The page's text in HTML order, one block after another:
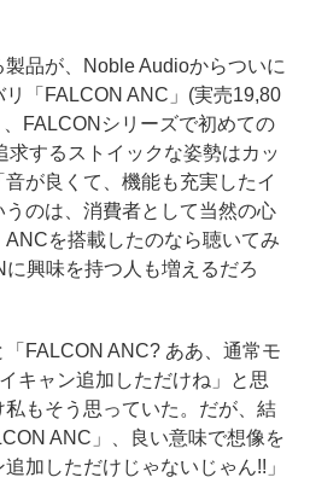
品が、Noble Audioからついに
「FALCON ANC」(実売19,80
FALCONシリーズで初めての
するストイックな姿勢はカッ
が良くて、機能も充実したイ
のは、消費者として当然の心
を搭載したのなら聴いてみ
興味を持つ人も増えるだろ
FALCON ANC? ああ、通常モ
キャン追加しただけね」と思
もそう思っていた。だが、結
ANC」、良い意味で想像を
加しただけじゃないじゃん!!」